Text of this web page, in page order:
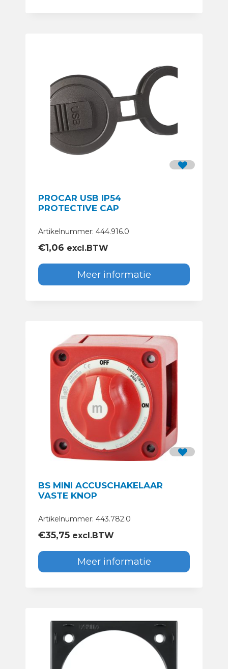
PROCAR USB IP54
PROTECTIVE CAP
Artikelnummer: 444.916.0
€1,06 excl.BTW
Meer informatie
BS MINI ACCUSCHAKELAAR
VASTE KNOP
Artikelnummer: 443.782.0
€35,75 excl.BTW
Meer informatie